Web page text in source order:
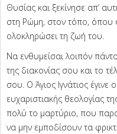
Θυσίας και ξεκίνησε απ’
στη Ρώμη, στον τόπο, όπου
ολοκληρώσει τη ζωή του.
Να ενθυμείσαι λοιπόν
της διακονίας σου και το
σου. Ο Άγιος Ιγνάτιος έγινε
ευχαριστιακής θεολογίας
πολύ το μαρτύριο, που
να μην εμποδίσουν τα